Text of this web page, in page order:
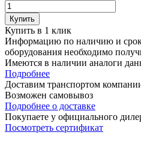
Купить
Купить в 1 клик
Информацию по наличию и
оборудования необходимо
Имеются в наличии аналоги
Подробнее
Доставим транспортом
Возможен самовывоз
Подробнее о доставке
Покупаете у официального
Посмотреть сертификат